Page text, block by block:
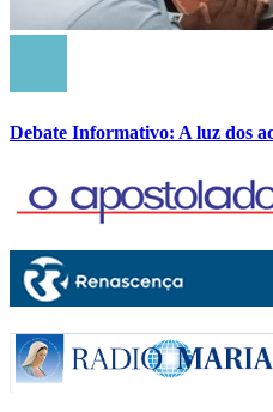
Debate Informativo: A luz dos